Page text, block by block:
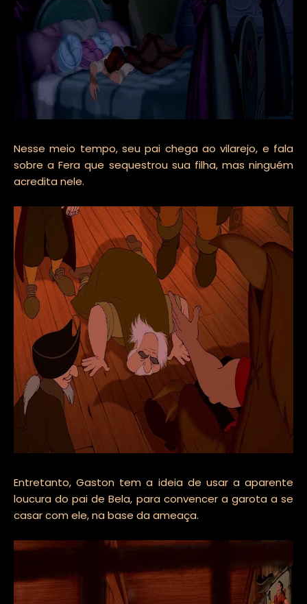
Nesse meio tempo, seu pai chega ao vilarejo, e fala
sobre a Fera que sequestrou sua filha, mas ninguém
acredita nele.
Entretanto, Gaston tem a ideia de usar a aparente
loucura do pai de Bela, para convencer a garota a se
casar com ele, na base da ameaça.